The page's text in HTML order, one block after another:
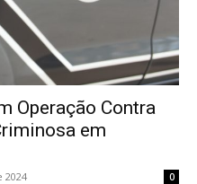
Operação Contra
em
2024 0